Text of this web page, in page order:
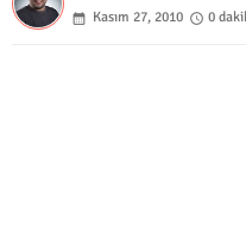
Kasım 27, 2010
0